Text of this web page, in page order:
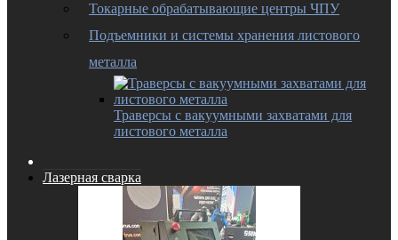
Токарные обрабатывающие центры ЧПУ
Подъемники и системы хранения листового
металла
Траверсы с вакуумными захватами для
листового металла
Лазерная сварка